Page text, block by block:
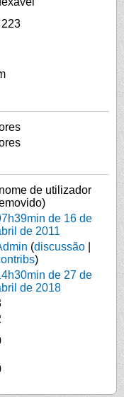
de utilizador
de 16 de
de 2011
(discussão
)
de 27 de
de 2018